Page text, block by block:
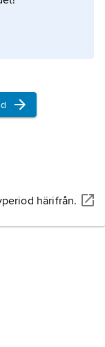
härifrån.